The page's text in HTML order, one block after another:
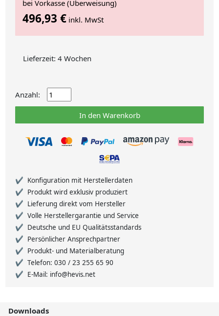
bei Vorkasse (Überweisung)
496,93 € inkl. MwSt
Lieferzeit: 4 Wochen
Anzahl:
In den Warenkorb
Konfiguration mit Herstellerdaten
Produkt wird exklusiv produziert
Lieferung direkt vom Hersteller
Volle Herstellergarantie und Service
Deutsche und EU Qualitätsstandards
Persönlicher Ansprechpartner
Produkt- und Materialberatung
Telefon: 030 / 23 255 65 90
E-Mail: info@hevis.net
Downloads